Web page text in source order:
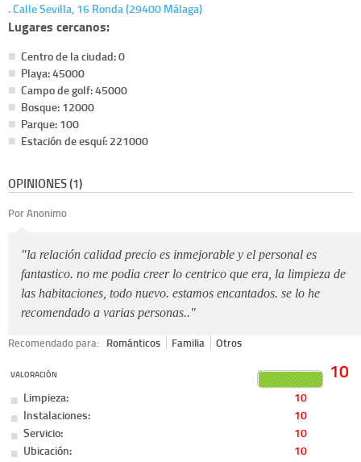
. Calle Sevilla, 16 Ronda (29400 Málaga)
Lugares cercanos:
Centro de la ciudad: 0
Playa: 45000
Campo de golf: 45000
Bosque: 12000
Parque: 100
Estación de esquí: 221000
OPINIONES (1)
Por Anonimo
"la relación calidad precio es inmejorable y el personal es
fantastico. no me podia creer lo centrico que era, la limpieza de
las habitaciones, todo nuevo. estamos encantados. se lo he
recomendado a varias personas.."
Recomendado para: Románticos Familia Otros
VALORACIÓN 10
Limpieza:
10
Instalaciones:
10
Servicio:
10
Ubicación:
10